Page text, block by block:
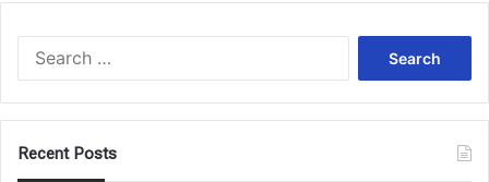
Recent Posts